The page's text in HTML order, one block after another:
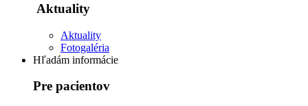
Aktuality
Aktuality
Fotogaléria
Hľadám informácie
Pre pacientov